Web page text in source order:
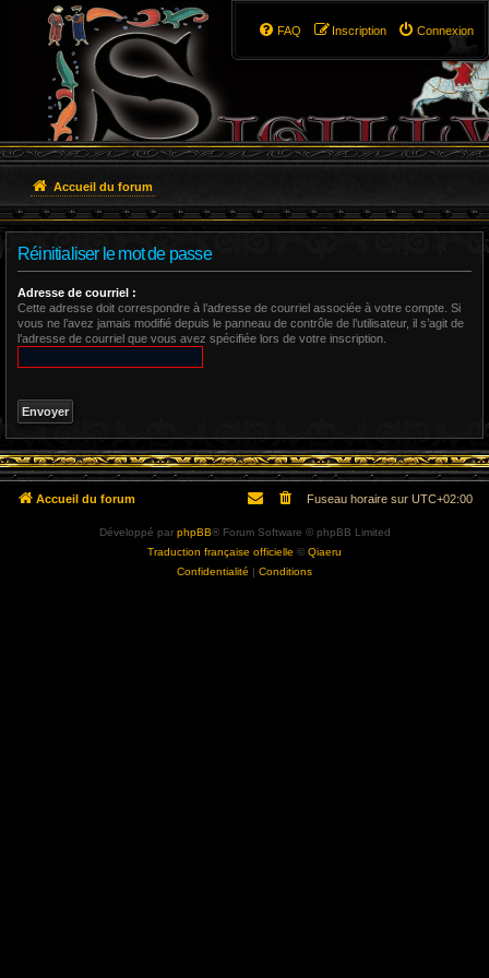
Connexion
Inscription
FAQ
Accueil du forum
Réinitialiser le mot de passe
Adresse de courriel :
Cette adresse doit correspondre à l’adresse de courriel associée à votre compte. Si
vous ne l’avez jamais modifié depuis le panneau de contrôle de l’utilisateur, il s’agit de
l’adresse de courriel que vous avez spécifiée lors de votre inscription.
Accueil du forum Fuseau horaire sur UTC+02:00
Développé par phpBB® Forum Software © phpBB Limited
Traduction française officielle © Qiaeru
Confidentialité | Conditions